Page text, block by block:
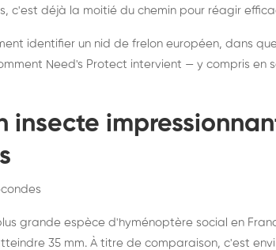
c'est déjà la moitié du chemin pour réagir
identifier un nid de frelon européen, dans
Need's Protect intervient — y compris en
insecte
grande espèce d'hyménoptère social en
35 mm. À titre de comparaison, c'est